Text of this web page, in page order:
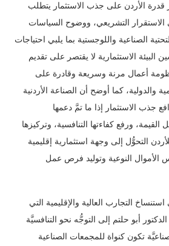
قدرة الأردن على جذب الاستثمار يتطلب
الاستقرار التشريعي، ووضوح السياسات
الصناعية واللوجستية بما يلبي احتياجات
البيئة الاستثمارية لا يقتصر على تقديم
أعمال مرنة وسريعة وقادرة على
والدولية، كما أوضح أن الصناعة الأردنية
جذب الاستثمار إذا ما تمَّ دعمها
القيمة، ورفع كفاءتها التنافسية، وتركيزها
التحوُّل إلى وجهة استثمارية إقليمية
النوعية وتوليد فرص عمل
التجارب العالية والإقليمية التي
أبو حلتم إلى التوجُّه نحو التنافسيَّة
تكون كنواة للمجمعات الصناعية